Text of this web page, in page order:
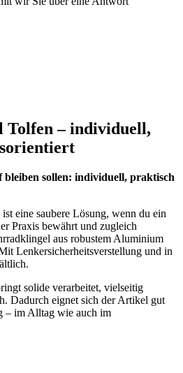
Tolfen – individuell,
sollen: individuell, praktisch
ist eine saubere Lösung, wenn du ein
Praxis bewährt und zugleich
aus robustem Aluminium
Lenkersicherheitsverstellung und in
solide verarbeitet, vielseitig
Dadurch eignet sich der Artikel gut
– im Alltag wie auch im